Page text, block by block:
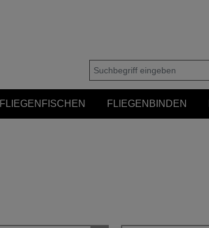
FLIEGENFISCHEN FLIEGENBINDEN